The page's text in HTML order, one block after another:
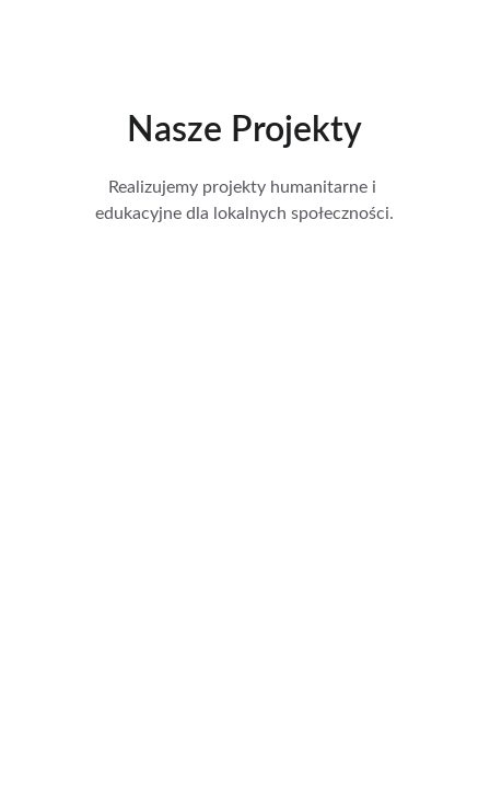
Nasze Projekty
Realizujemy projekty humanitarne i
edukacyjne dla lokalnych społeczności.